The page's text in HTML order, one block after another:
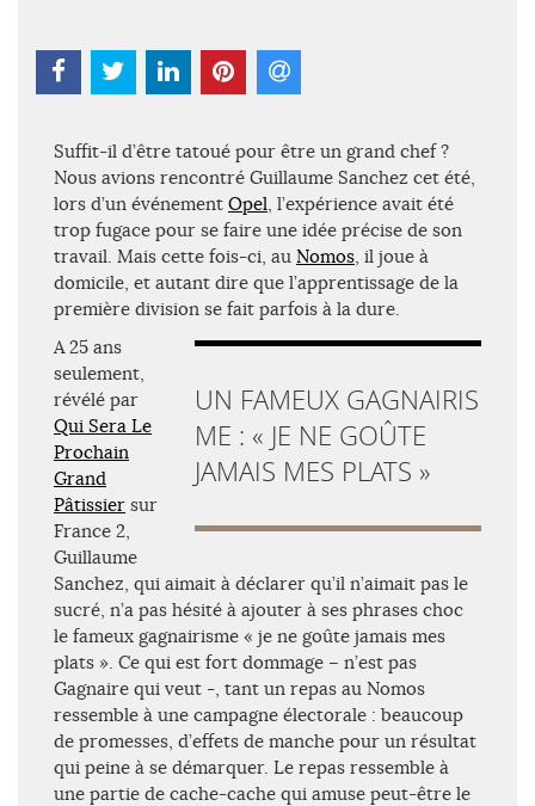
Suffit-il d’être tatoué pour être un grand chef ?
Nous avions rencontré Guillaume Sanchez cet été,
lors d’un événement Opel , l’expérience avait été
trop fugace pour se faire une idée précise de son
travail. Mais cette fois-ci, au Nomos , il joue à
domicile, et autant dire que l’apprentissage de la
première division se fait parfois à la dure.
UN FAMEUX GAGNAIRIS
ME : « JE NE GOÛTE
JAMAIS MES PLATS »
A 25 ans
seulement,
révélé par
Qui Sera Le
Prochain
Grand
Pâtissier sur
France 2,
Guillaume
Sanchez, qui aimait à déclarer qu’il n’aimait pas le
sucré, n’a pas hésité à ajouter à ses phrases choc
le fameux gagnairisme « je ne goûte jamais mes
plats ». Ce qui est fort dommage – n’est pas
Gagnaire qui veut -, tant un repas au Nomos
ressemble à une campagne électorale : beaucoup
de promesses, d’effets de manche pour un résultat
qui peine à se démarquer. Le repas ressemble à
une partie de cache-cache qui amuse peut-être le